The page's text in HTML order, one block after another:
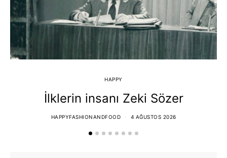
HAPPY
İlklerin insanı Zeki Sözer
HAPPYFASHIONANDFOOD 4 AĞUSTOS 2026